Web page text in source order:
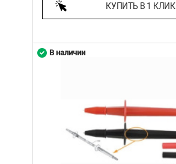
КУПИТЬ В 1 КЛИК
В наличии